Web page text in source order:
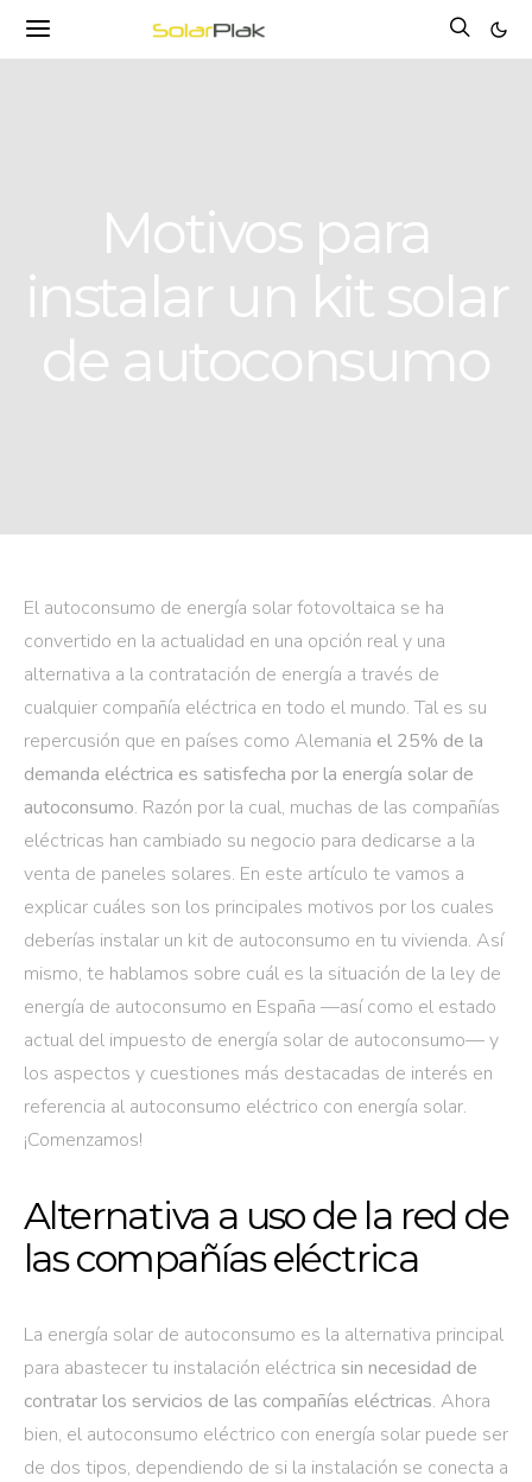
Motivos para
instalar un kit solar
de autoconsumo
El autoconsumo de energía solar fotovoltaica se ha
convertido en la actualidad en una opción real y una
alternativa a la contratación de energía a través de
cualquier compañía eléctrica en todo el mundo. Tal es su
repercusión que en países como Alemania el 25% de la
demanda eléctrica es satisfecha por la energía solar de
autoconsumo. Razón por la cual, muchas de las compañías
eléctricas han cambiado su negocio para dedicarse a la
venta de paneles solares. En este artículo te vamos a
explicar cuáles son los principales motivos por los cuales
deberías instalar un kit de autoconsumo en tu vivienda. Así
mismo, te hablamos sobre cuál es la situación de la ley de
energía de autoconsumo en España —así como el estado
actual del impuesto de energía solar de autoconsumo— y
los aspectos y cuestiones más destacadas de interés en
referencia al autoconsumo eléctrico con energía solar.
¡Comenzamos!
Alternativa a uso de la red de
las compañías eléctrica
La energía solar de autoconsumo es la alternativa principal
para abastecer tu instalación eléctrica sin necesidad de
contratar los servicios de las compañías eléctricas. Ahora
bien, el autoconsumo eléctrico con energía solar puede ser
de dos tipos, dependiendo de si la instalación se conecta a